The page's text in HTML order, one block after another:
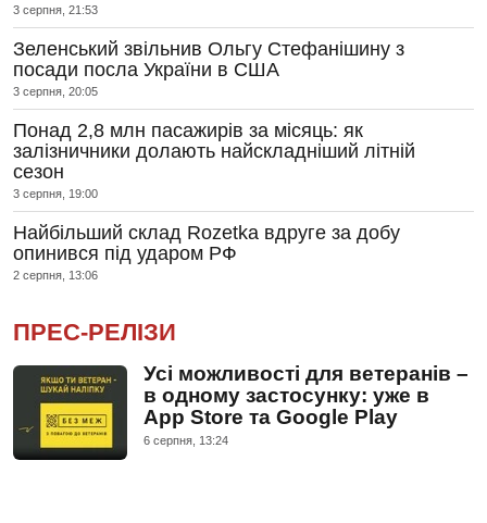
3 серпня, 21:53
Зеленський звільнив Ольгу Стефанішину з
посади посла України в США
3 серпня, 20:05
Понад 2,8 млн пасажирів за місяць: як
залізничники долають найскладніший літній
сезон
3 серпня, 19:00
Найбільший склад Rozetka вдруге за добу
опинився під ударом РФ
2 серпня, 13:06
ПРЕС-РЕЛІЗИ
Усі можливості для ветеранів –
в одному застосунку: уже в
App Store та Google Play
6 серпня, 13:24